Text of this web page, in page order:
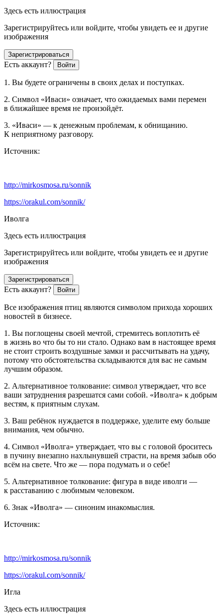
Здесь есть иллюстрация
Зарегистрируйтесь или войдите, чтобы увидеть ее и другие
изображения
Зарегистрироваться
Есть аккаунт? Войти
1. Вы будете ограничены в своих делах и поступках.
2. Символ «Иваси» означает, что ожидаемых вами перемен
в ближайшее время не произойдёт.
3. «Иваси» — к денежным проблемам, к обнищанию.
К неприятному разговору.
Источник:
http://mirkosmosa.ru/sonnik
https://orakul.com/sonnik/
Иволга
Здесь есть иллюстрация
Зарегистрируйтесь или войдите, чтобы увидеть ее и другие
изображения
Зарегистрироваться
Есть аккаунт? Войти
Все изображения птиц являются символом прихода хороших
новостей в бизнесе.
1. Вы поглощены своей мечтой, стремитесь воплотить её
в жизнь во что бы то ни стало. Однако вам в настоящее время
не стоит строить воздушные замки и рассчитывать на удачу,
потому что обстоятельства складываются для вас не самым
лучшим образом.
2. Альтернативное толкование: символ утверждает, что все
ваши затруднения разрешатся сами собой. «Иволга» к добрым
вестям, к приятным слухам.
3. Ваш ребёнок нуждается в поддержке, уделите ему больше
внимания, чем обычно.
4. Символ «Иволга» утверждает, что вы с головой броситесь
в пучину внезапно нахлынувшей страсти, на время забыв обо
всём на свете. Что же — пора подумать и о себе!
5. Альтернативное толкование: фигура в виде иволги —
к расставанию с любимым человеком.
6. Знак «Иволга» — синоним инакомыслия.
Источник:
http://mirkosmosa.ru/sonnik
https://orakul.com/sonnik/
Игла
Здесь есть иллюстрация